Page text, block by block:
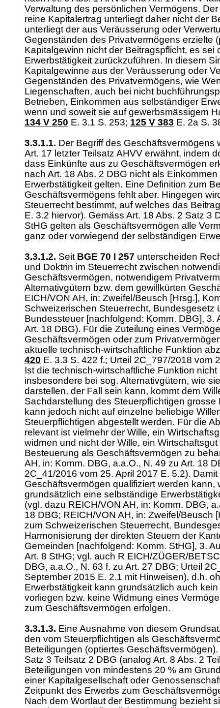
Verwaltung des persönlichen Vermögens.
reine Kapitalertrag unterliegt daher nicht der
unterliegt der aus Veräusserung oder
Gegenständen des Privatvermögens erzielte
Kapitalgewinn nicht der Beitragspflicht, es sei
Erwerbstätigkeit zurückzuführen. In diesem
Kapitalgewinne aus der Veräusserung oder
Gegenständen des Privatvermögens, wie
Liegenschaften, auch bei nicht
Betrieben, Einkommen aus selbständiger
wenn und soweit sie auf gewerbsmässigem
134 V 250 E. 3.1 S. 253; 125 V 383 E. 2a S.
3.3.1.1. Der Begriff des Geschäftsvermögens
Art. 17 letzter Teilsatz AHVV erwähnt, indem
dass Einkünfte aus zu Geschäftsvermögen
nach Art. 18 Abs. 2 DBG nicht als
Erwerbstätigkeit gelten. Eine Definition zum
Geschäftsvermögens fehlt aber. Hingegen
Steuerrecht bestimmt, auf welches das
E. 3.2 hiervor). Gemäss Art. 18 Abs. 2 Satz 3
StHG gelten als Geschäftsvermögen alle
ganz oder vorwiegend der selbständigen
3.3.1.2. Seit BGE 70 I 257 unterscheiden
und Doktrin im Steuerrecht zwischen
Geschäftsvermögen, notwendigem
Alternativgütern bzw. dem gewillkürten
EICH/VON AH, in: Zweifel/Beusch [Hrsg.],
Schweizerischen Steuerrecht, Bundesgesetz
Bundessteuer [nachfolgend: Komm. DBG], 3.
Art. 18 DBG). Für die Zuteilung eines
Geschäftsvermögen oder zum
aktuelle technisch-wirtschaftliche Funktion
420 E. 3.3 S. 422 f.; Urteil 2C_797/2018 vom
Ist die technisch-wirtschaftliche Funktion
insbesondere bei sog. Alternativgütern, wie
darstellen, der Fall sein kann, kommt dem
Sachdarstellung des Steuerpflichtigen
kann jedoch nicht auf einzelne beliebige
Steuerpflichtigen abgestellt werden. Für die
relevant ist vielmehr der Wille, ein
widmen und nicht der Wille, ein
Besteuerung als Geschäftsvermögen zu
AH, in: Komm. DBG, a.a.O., N. 49 zu Art. 18
2C_41/2016 vom 25. April 2017 E. 5.2).
Geschäftsvermögen qualifiziert werden kann,
grundsätzlich eine selbständige
(vgl. dazu REICH/VON AH, in: Komm. DBG,
18 DBG; REICH/VON AH, in: Zweifel/Beusch
zum Schweizerischen Steuerrecht,
Harmonisierung der direkten Steuern der
Gemeinden [nachfolgend: Komm. StHG], 3.
Art. 8 StHG; vgl. auch R EICH/ZÜGER/
DBG, a.a.O., N. 63 f. zu Art. 27 DBG; Urteil
September 2015 E. 2.1 mit Hinweisen), d.h.
Erwerbstätigkeit kann grundsätzlich auch
vorliegen bzw. keine Widmung eines
zum Geschäftsvermögen erfolgen.
3.3.1.3. Eine Ausnahme von diesem
den vom Steuerpflichtigen als
Beteiligungen (optiertes
Satz 3 Teilsatz 2 DBG (analog Art. 8 Abs. 2
Beteiligungen von mindestens 20 % am
einer Kapitalgesellschaft oder
Zeitpunkt des Erwerbs zum
Nach dem Wortlaut der Bestimmung bezieht